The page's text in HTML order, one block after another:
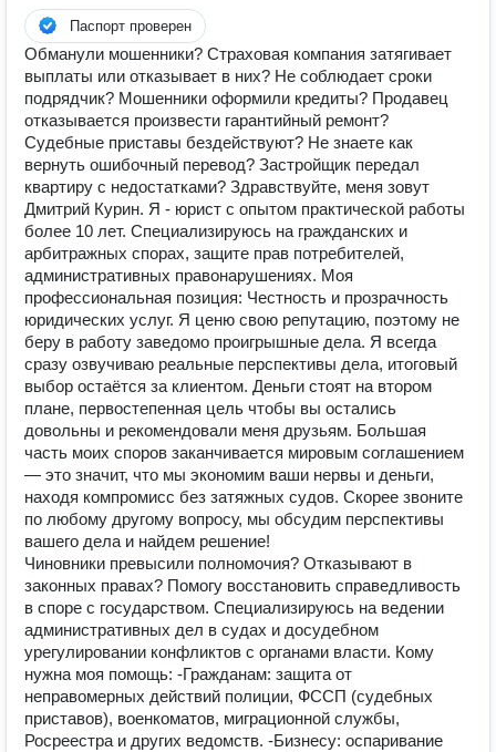
Паспорт проверен
Обманули мошенники? Страховая компания затягивает
выплаты или отказывает в них? Не соблюдает сроки
подрядчик? Мошенники оформили кредиты? Продавец
отказывается произвести гарантийный ремонт?
Судебные приставы бездействуют? Не знаете как
вернуть ошибочный перевод? Застройщик передал
квартиру с недостатками? Здравствуйте, меня зовут
Дмитрий Курин. Я - юрист с опытом практической работы
более 10 лет. Специализируюсь на гражданских и
арбитражных спорах, защите прав потребителей,
административных правонарушениях. Моя
профессиональная позиция: Честность и прозрачность
юридических услуг. Я ценю свою репутацию, поэтому не
беру в работу заведомо проигрышные дела. Я всегда
сразу озвучиваю реальные перспективы дела, итоговый
выбор остаётся за клиентом. Деньги стоят на втором
плане, первостепенная цель чтобы вы остались
довольны и рекомендовали меня друзьям. Большая
часть моих споров заканчивается мировым соглашением
— это значит, что мы экономим ваши нервы и деньги,
находя компромисс без затяжных судов. Скорее звоните
по любому другому вопросу, мы обсудим перспективы
вашего дела и найдем решение!
Чиновники превысили полномочия? Отказывают в
законных правах? Помогу восстановить справедливость
в споре с государством. Специализируюсь на ведении
административных дел в судах и досудебном
урегулировании конфликтов с органами власти. Кому
нужна моя помощь: -Гражданам: защита от
неправомерных действий полиции, ФССП (судебных
приставов), военкоматов, миграционной службы,
Росреестра и других ведомств. -Бизнесу: оспаривание